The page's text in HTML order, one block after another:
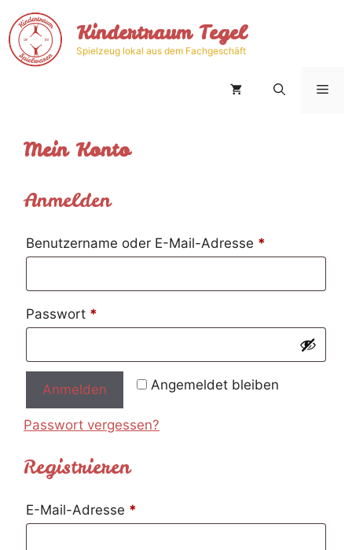
Inhalt
springen
Kindertraum Tegel
Spielzeug lokal aus dem Fachgeschäft
Mein Konto
Anmelden
Benutzername oder E-Mail-Adresse *
Passwort *
Angemeldet bleiben
Anmelden
Passwort vergessen?
Registrieren
E-Mail-Adresse *